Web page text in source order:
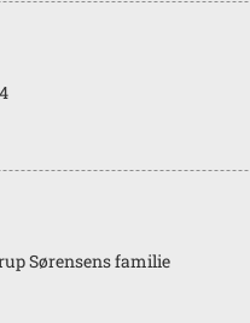
Sørensens familie